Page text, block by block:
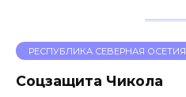
РЕСПУБЛИКА СЕВЕРНАЯ ОСЕТИЯ
Соцзащита Чикола